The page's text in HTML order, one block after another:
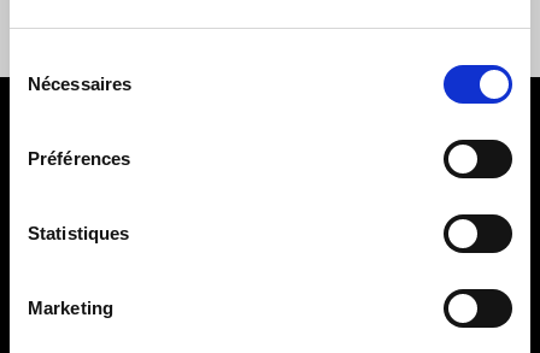
Nécessaires
Préférences
Statistiques
Marketing